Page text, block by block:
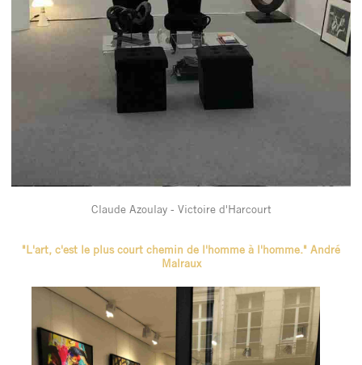
Claude Azoulay - Victoire d'Harcourt
"L'art, c'est le plus court chemin de l'homme à l'homme." André
Malraux